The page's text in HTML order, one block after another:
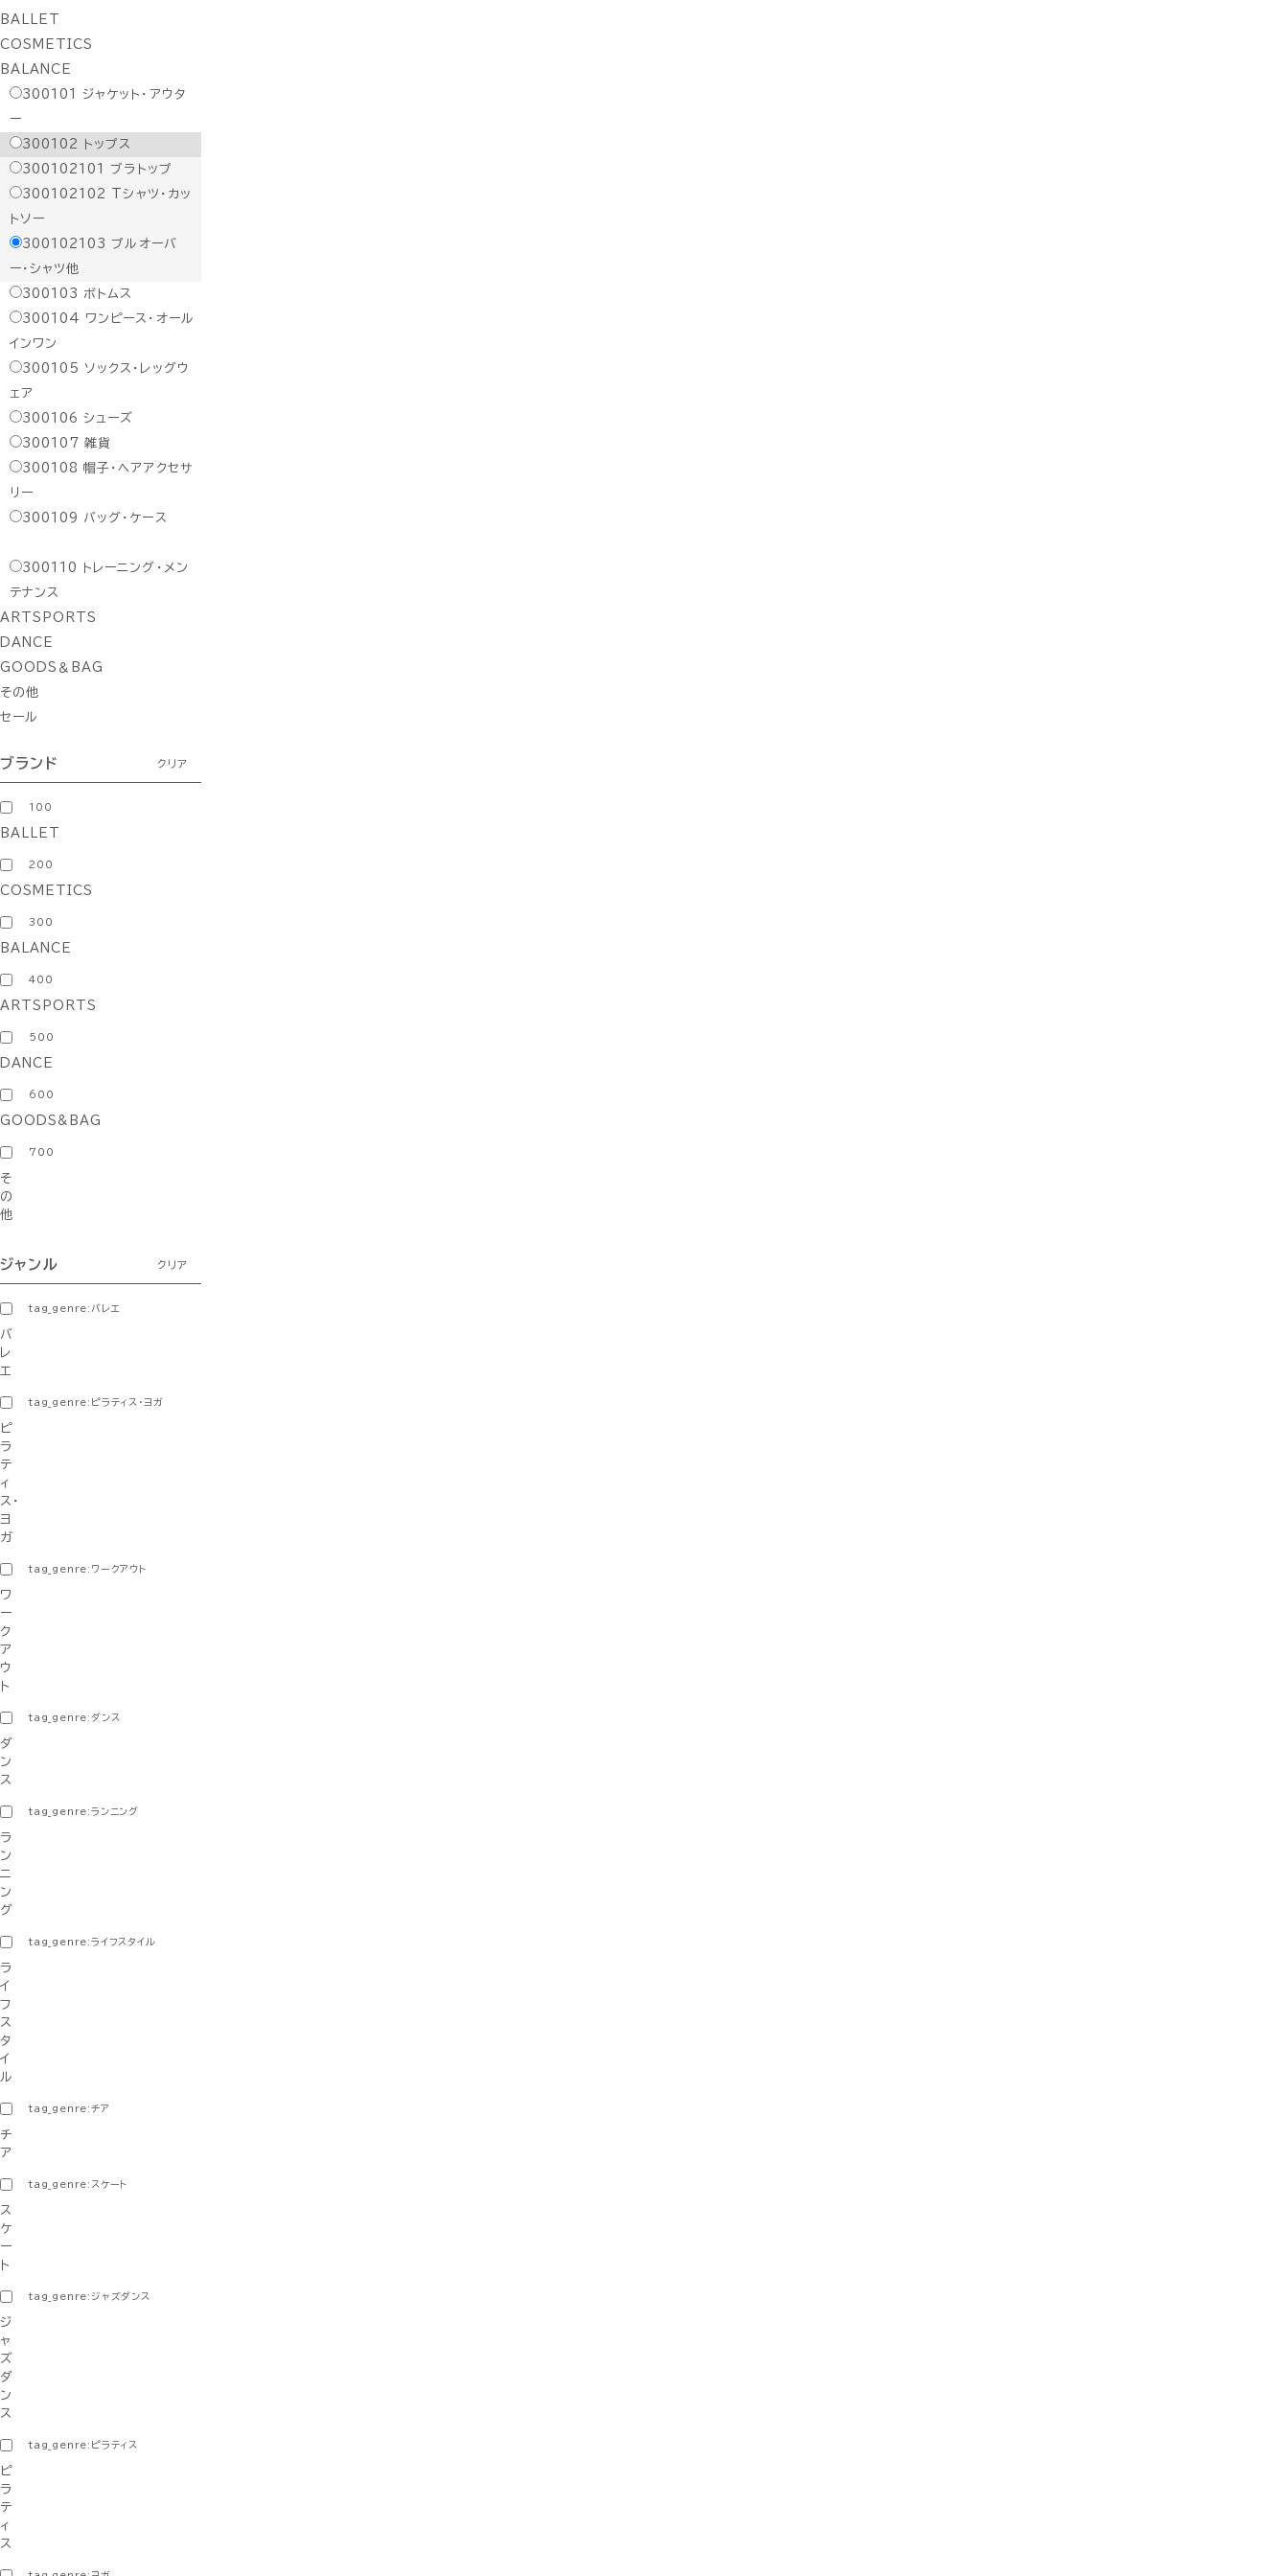
BALLET
COSMETICS
BALANCE
300101
ジャケット・アウタ
ー
300102
トップス
300102101
ブラトップ
300102102
Tシャツ・カッ
トソー
300102103 プルオーバ
ー・シャツ他
300103
ボトムス
300104
ワンピース・オール
インワン
300105
ソックス・レッグウ
ェア
300106 シューズ
300107 雑貨
300108 帽子・ヘアアクセサ
リー
300109
バッグ・ケース
300110
トレーニング・メン
テナンス
ARTSPORTS
DANCE
GOODS＆BAG
その他
セール
ブランド クリア
100
BALLET
200
COSMETICS
300
BALANCE
400
ARTSPORTS
500
DANCE
600
GOODS&BAG
700
そ
の
他
ジャンル クリア
tag_genre:バレエ
バ
レ
エ
tag_genre:ピラティス・ヨガ
ピ
ラ
テ
ィ
ス・
ヨ
ガ
tag_genre:ワークアウト
ワ
ー
ク
ア
ウ
ト
tag_genre:ダンス
ダ
ン
ス
tag_genre:ランニング
ラ
ン
ニ
ン
グ
tag_genre:ライフスタイル
ラ
イ
フ
ス
タ
イ
ル
tag_genre:チア
チ
ア
tag_genre:スケート
ス
ケ
ー
ト
tag_genre:ジャズダンス
ジ
ャ
ズ
ダ
ン
ス
tag_genre:ピラティス
ピ
ラ
テ
ィ
ス